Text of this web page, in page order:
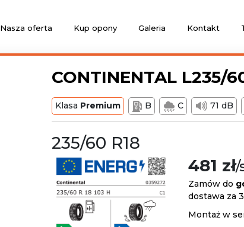
Nasza oferta Kup opony Galeria Kontakt
CONTINENTAL L235/
Klasa Premium B C 71 dB
235/60 R18
481 zł/
Zamów do
dostawa za
Montaż w